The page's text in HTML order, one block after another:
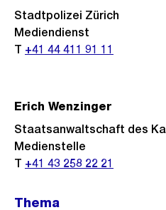
Stadtpolizei Zürich
Mediendienst
T +41 44 411 91 11
Erich Wenzinger
Staatsanwaltschaft des
Medienstelle
T +41 43 258 22 21
Thema